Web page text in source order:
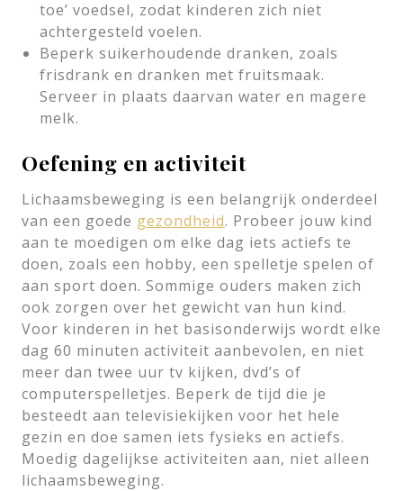
toe’ voedsel, zodat kinderen zich niet
achtergesteld voelen.
Beperk suikerhoudende dranken, zoals
frisdrank en dranken met fruitsmaak.
Serveer in plaats daarvan water en magere
melk.
Oefening en activiteit
Lichaamsbeweging is een belangrijk onderdeel
van een goede gezondheid. Probeer jouw kind
aan te moedigen om elke dag iets actiefs te
doen, zoals een hobby, een spelletje spelen of
aan sport doen. Sommige ouders maken zich
ook zorgen over het gewicht van hun kind.
Voor kinderen in het basisonderwijs wordt elke
dag 60 minuten activiteit aanbevolen, en niet
meer dan twee uur tv kijken, dvd’s of
computerspelletjes. Beperk de tijd die je
besteedt aan televisiekijken voor het hele
gezin en doe samen iets fysieks en actiefs.
Moedig dagelijkse activiteiten aan, niet alleen
lichaamsbeweging.